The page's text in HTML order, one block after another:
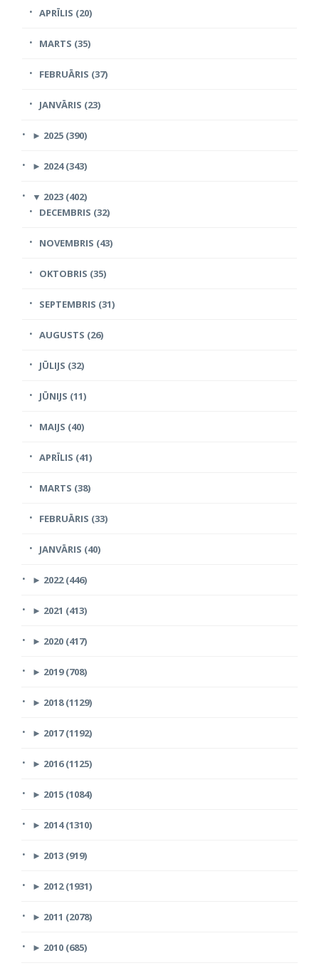
APRĪLIS (20)
MARTS (35)
FEBRUĀRIS (37)
JANVĀRIS (23)
► 2025 (390)
► 2024 (343)
▼ 2023 (402)
DECEMBRIS (32)
NOVEMBRIS (43)
OKTOBRIS (35)
SEPTEMBRIS (31)
AUGUSTS (26)
JŪLIJS (32)
JŪNIJS (11)
MAIJS (40)
APRĪLIS (41)
MARTS (38)
FEBRUĀRIS (33)
JANVĀRIS (40)
► 2022 (446)
► 2021 (413)
► 2020 (417)
► 2019 (708)
► 2018 (1129)
► 2017 (1192)
► 2016 (1125)
► 2015 (1084)
► 2014 (1310)
► 2013 (919)
► 2012 (1931)
► 2011 (2078)
► 2010 (685)